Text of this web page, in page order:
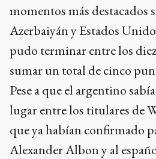
momentos más destacados
Azerbaiyán y Estados
pudo terminar entre los
sumar un total de cinco
Pese a que el argentino
lugar entre los titulares de
que ya habían confirmado
Alexander Albon y al